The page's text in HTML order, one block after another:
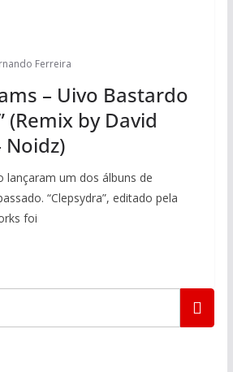
Ferreira
– Uivo Bastardo
(Remix by David
Noidz)
lançaram um dos álbuns de
“Clepsydra”, editado pela
foi